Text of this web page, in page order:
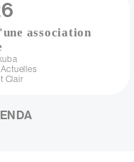
association
Clair